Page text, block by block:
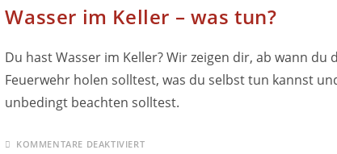
Wasser im Keller – was tun?
Du hast Wasser im Keller? Wir zeigen dir, ab wann du
Feuerwehr holen solltest, was du selbst tun kannst
unbedingt beachten solltest.
KOMMENTARE DEAKTIVIERT